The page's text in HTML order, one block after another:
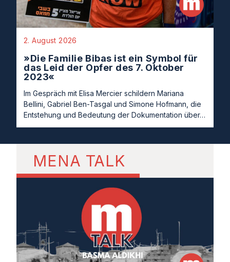
2. August 2026
»Die Familie Bibas ist ein Symbol für
das Leid der Opfer des 7. Oktober
2023«
Im Gespräch mit Elisa Mercier schildern Mariana
Bellini, Gabriel Ben-Tasgal und Simone Hofmann, die
Entstehung und Bedeutung der Dokumentation über…
MENA TALK